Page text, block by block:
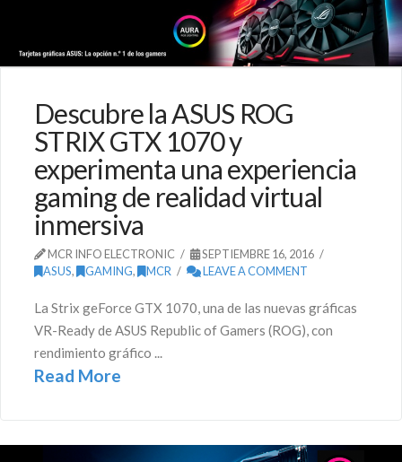
Descubre la ASUS ROG
STRIX GTX 1070 y
experimenta una experiencia
gaming de realidad virtual
inmersiva
MCR INFO ELECTRONIC
SEPTIEMBRE 16, 2016
ASUS, GAMING, MCR LEAVE A COMMENT
La Strix geForce GTX 1070, una de las nuevas gráficas
VR-Ready de ASUS Republic of Gamers (ROG), con
rendimiento gráfico ...
Read More